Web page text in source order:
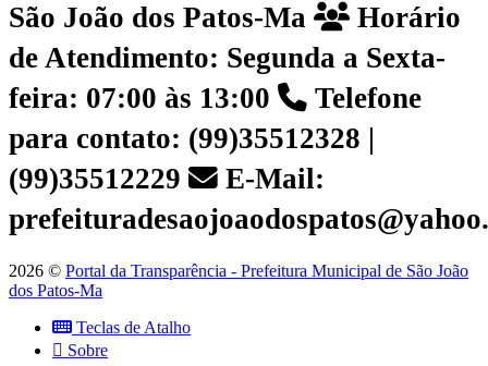
São João dos Patos-Ma
Horário
de Atendimento: Segunda a Sexta-
feira: 07:00 às 13:00
Telefone
para contato: (99)35512328 |
(99)35512229
E-Mail:
2026 © Portal da Transparência - Prefeitura Municipal de São João
dos Patos-Ma
Teclas de Atalho
Sobre